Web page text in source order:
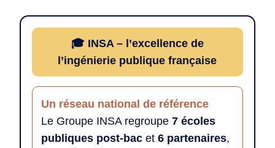
🎓 INSA – l’excellence de
l’ingénierie publique française
Un réseau national de référence
Le Groupe INSA regroupe7 écoles
publiques post-bac et6 partenaires,